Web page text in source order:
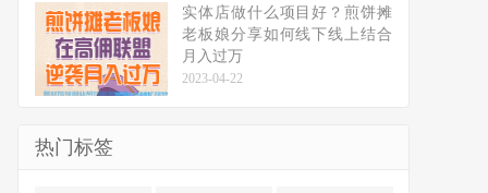
实体店做什么项目好？煎饼摊
老板娘分享如何线下线上结合
月入过万
2023-04-22
热门标签